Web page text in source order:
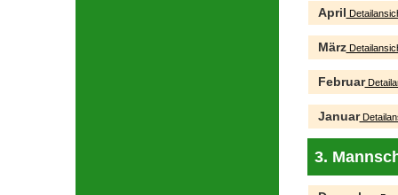
April
März
Februar
Januar
3.